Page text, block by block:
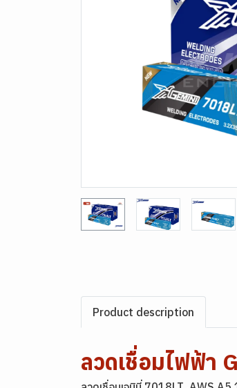
Product description
ลวดเชื่อมไฟฟ้า